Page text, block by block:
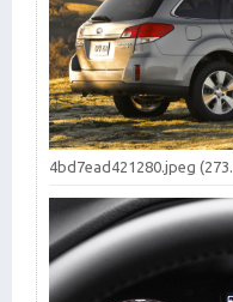
4bd7ead421280.jpeg